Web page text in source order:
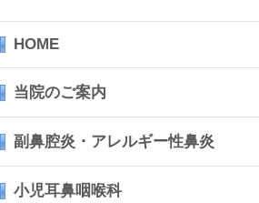
HOME
当院のご案内
副鼻腔炎・アレルギー性鼻炎
小児耳鼻咽喉科